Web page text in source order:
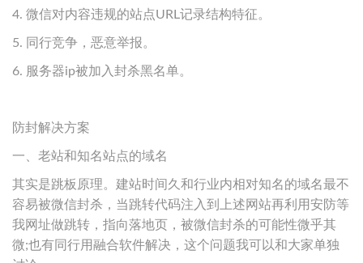
4. 微信对内容违规的站点URL记录结构特征。
5. 同行竞争，恶意举报。
6. 服务器ip被加入封杀黑名单。
防封解决方案
一、老站和知名站点的域名
其实是跳板原理。建站时间久和行业内相对知名的域名最不
容易被微信封杀，当跳转代码注入到上述网站再利用安防等
我网址做跳转，指向落地页，被微信封杀的可能性微乎其
微;也有同行用融合软件解决，这个问题我可以和大家单独